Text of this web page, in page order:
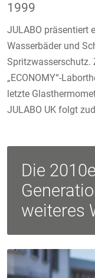
1999
JULABO präsentiert
Wasserbäder und
Spritzwasserschutz.
„ECONOMY“-
letzte
JULABO UK folgt
Die
weiteres